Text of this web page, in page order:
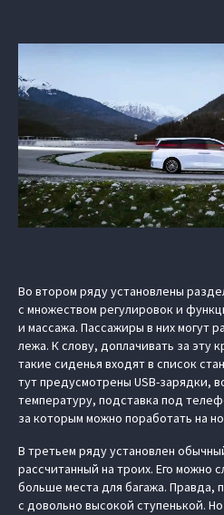
Во втором ряду установлены
с множеством регулировок и
и массажа. Пассажиры в них могут
лежа. К слову, доплачивать за эту
такие сиденья входят в список
тут предусмотрены USB-зарядки,
температуру, подставка под
за которым можно поработать на
В третьем ряду установлен
рассчитанный на троих. Его можно
больше места для багажа. Правда,
с довольно высокой ступенькой.